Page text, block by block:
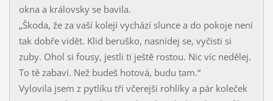
okna a královsky se bavila.
„Škoda, že za vaší kolejí vychází slunce a do pokoje není
tak dobře vidět. Klid beruško, nasnídej se, vyčisti si
zuby. Ohol si fousy, jestli ti ještě rostou. Nic víc nedělej.
To tě zabaví. Než budeš hotová, budu tam.“
Vylovila jsem z pytlíku tři včerejší rohlíky a pár koleček